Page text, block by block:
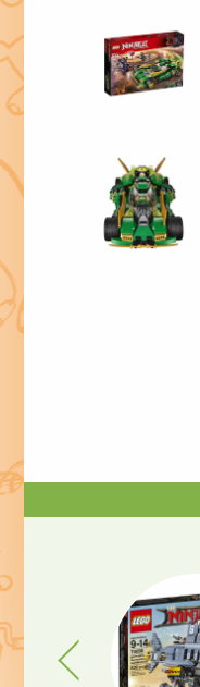
Previous